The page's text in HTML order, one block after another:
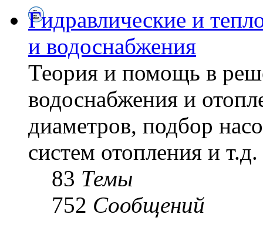
Гидравлические и
и водоснабжения
Теория и помощь в
водоснабжения и
диаметров, подбор
систем отопления и т.д.
83 Темы
752 Сообщений